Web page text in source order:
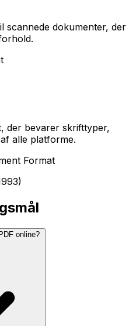
scannede dokumenter, der
der bevarer skrifttyper,
alle platforme.
Format
online?